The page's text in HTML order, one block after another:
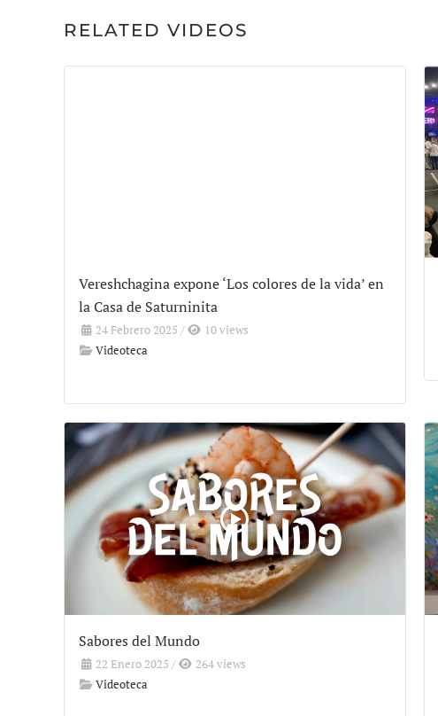
RELATED VIDEOS
Vereshchagina expone ‘Los colores de la vida’ en
la Casa de Saturninita
24 Febrero 2025 /
10 views
Videoteca
Sabores del Mundo
22 Enero 2025 /
264 views
Videoteca